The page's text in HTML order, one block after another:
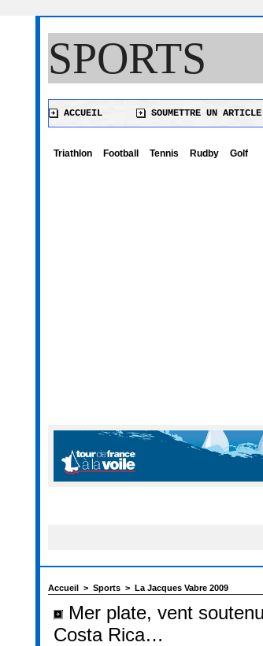
SPORTS
ACCUEIL SOUMETTRE UN ARTICLE
Triathlon Football Tennis Rudby Golf
Accueil > Sports > La Jacques Vabre 2009
Mer plate, vent
Costa Rica…